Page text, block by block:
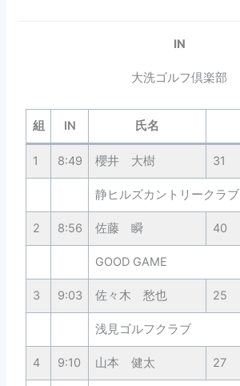
IN
大洗ゴルフ倶楽部
組 IN 氏名
1 8:49 櫻井 大樹 31
静ヒルズカントリークラブ
2 8:56 佐藤 瞬 40
GOOD GAME
3 9:03 佐々木 愁也 25
浅見ゴルフクラブ
4 9:10 山本 健太 27